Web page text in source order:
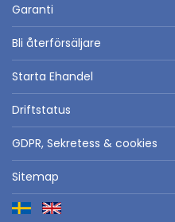
Garanti
Bli återförsäljare
Starta Ehandel
Driftstatus
GDPR, Sekretess & cookies
Sitemap